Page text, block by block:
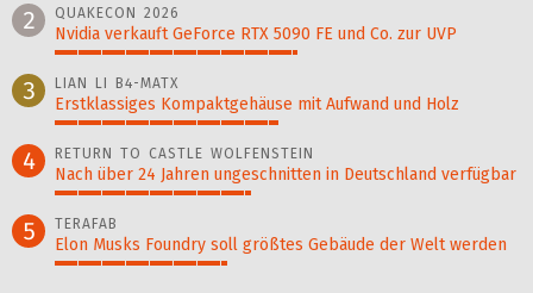
2 QUAKECON 2026
Nvidia verkauft GeForce RTX 5090 FE und Co. zur UVP
52%
3 LIAN LI B4-MATX
Erstklassiges Kompaktgehäuse mit Aufwand und Holz
48%
4 RETURN TO CASTLE WOLFENSTEIN
Nach über 24 Jahren ungeschnitten in Deutschland verfügbar
42%
5 TERAFAB
Elon Musks Foundry soll größ­tes Gebäude der Welt werden
37%